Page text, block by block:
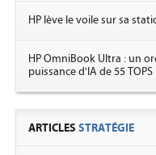
HP lève le voile sur sa
HP OmniBook Ultra : un
puissance d'IA de 55 TOPS
ARTICLES STRATÉGIE